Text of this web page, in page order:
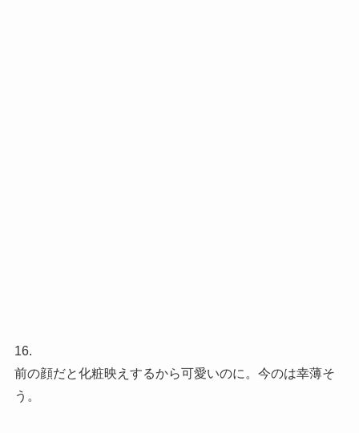
16.
前の顔だと化粧映えするから可愛いのに。今のは幸薄そ
う。